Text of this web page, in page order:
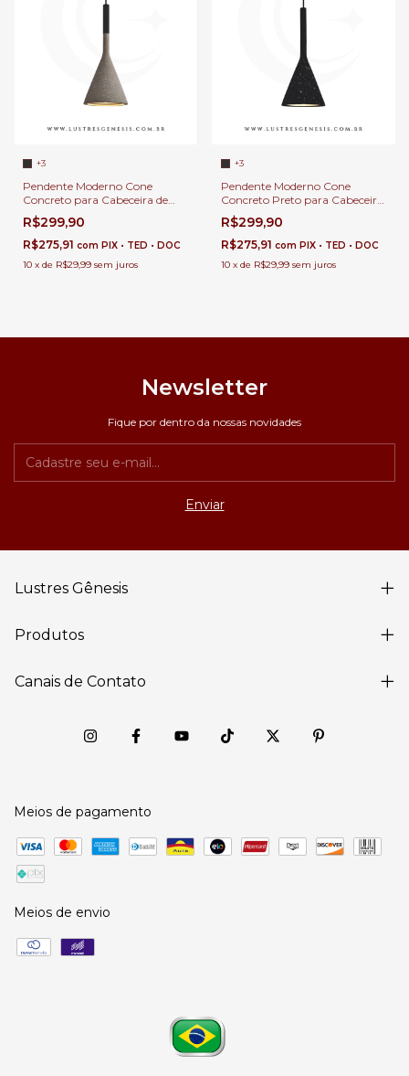
+3
Pendente Moderno Cone
Concreto para Cabeceira de
Cama, Balcão de Cozinha,
Quartos, Lavabo e Área
Gourmet
R$299,90
R$275,91 com PIX • TED • DOC
10 x de R$29,99 sem juros
+3
Pendente Moderno Cone
Concreto Preto para Cabeceira
de Cama, Balcão de Cozinha,
Quartos, Lavabo e Área
Gourmet
R$299,90
R$275,91 com PIX • TED • DOC
10 x de R$29,99 sem juros
Newsletter
Fique por dentro da nossas novidades
Lustres Gênesis
Produtos
Canais de Contato
Meios de pagamento
Meios de envio